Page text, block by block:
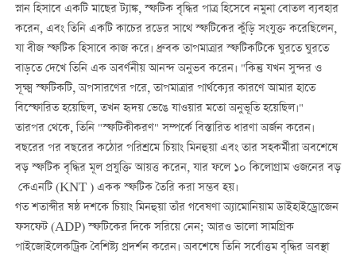
স্নান হিসাবে একটি মাছের ট্যাঙ্ক, স্ফটিক বৃদ্ধির পাত্র হিসেবে নমুনা বোতল ব্যবহার
করেন, এবং তিনি একটি কাচের রডের সাথে স্ফটিকের কুঁড়ি সংযুক্ত করেছিলেন,
যা বীজ স্ফটিক হিসাবে কাজ করে। ধ্রুবক তাপমাত্রার স্ফটিকটিকে ঘুরতে ঘুরতে
বাড়তে দেখে তিনি এক অবর্ণনীয় আনন্দ অনুভব করেন। "কিন্তু যখন সুন্দর ও
সূক্ষ্ম স্ফটিকটি, অপসারণের পরে, তাপমাত্রার পার্থক্যের কারণে আমার হাতে
বিস্ফোরিত হয়েছিল, তখন হৃদয় ভেঙে যাওয়ার মতো অনুভূতি হয়েছিল।"
তারপর থেকে, তিনি "স্ফটিকীকরণ" সম্পর্কে বিস্তারিত ধারণা অর্জন করেন।
বছরের পর বছরের কঠোর পরিশ্রমে চিয়াং মিনহুয়া এবং তার সহকর্মীরা অবশেষে
বড় স্ফটিক বৃদ্ধির মূল প্রযুক্তি আয়ত্ত করেন, যার ফলে ১০ কিলোগ্রাম ওজনের বড়
কেএনটি (KNT ) একক স্ফটিক তৈরি করা সম্ভব হয়।
গত শতাব্দীর ষষ্ঠ দশকে চিয়াং মিনহুয়া তাঁর গবেষণা অ্যামোনিয়াম ডাইহাইড্রোজেন
ফসফেট (ADP) স্ফটিকের দিকে সরিয়ে নেন; আরও ভালো সামগ্রিক
পাইজোইলেকট্রিক বৈশিষ্ট্য প্রদর্শন করেন। অবশেষে তিনি সর্বোত্তম বৃদ্ধির অবস্থা